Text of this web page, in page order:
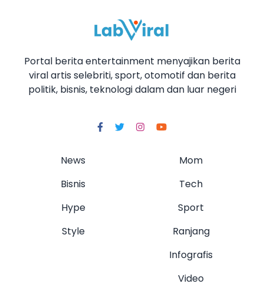
Portal berita entertainment menyajikan berita
viral artis selebriti, sport, otomotif dan berita
politik, bisnis, teknologi dalam dan luar negeri
News
Bisnis
Hype
Style
Mom
Tech
Sport
Ranjang
Infografis
Video